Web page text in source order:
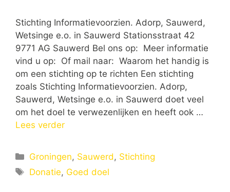
Stichting Informatievoorzien. Adorp, Sauwerd,
Wetsinge e.o. in Sauwerd Stationsstraat 42
9771 AG Sauwerd Bel ons op: Meer informatie
vind u op: Of mail naar: Waarom het handig is
om een stichting op te richten Een stichting
zoals Stichting Informatievoorzien. Adorp,
Sauwerd, Wetsinge e.o. in Sauwerd doet veel
om het doel te verwezenlijken en heeft ook …
Lees verder
Categorieën
Groningen, Sauwerd , Stichting
Tags
Donatie, Goed doel